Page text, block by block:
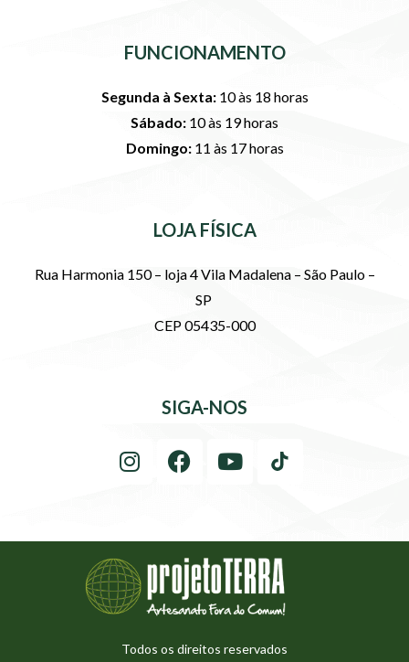
FUNCIONAMENTO
Segunda à Sexta:10 às 18 horas
Sábado: 10 às 19 horas
Domingo:11 às 17 horas
LOJA FÍSICA
Rua Harmonia 150 – loja 4 Vila Madalena – São Paulo –
SP
CEP 05435-000
SIGA-NOS
Todos os direitos reservados